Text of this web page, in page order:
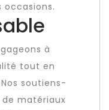
à
tout en
soutiens-
matériaux